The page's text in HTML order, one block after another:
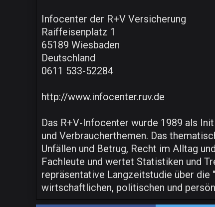
Infocenter der R+V Versicherung
Raiffeisenplatz 1
65189 Wiesbaden
Deutschland
0611 533-52284
http://www.infocenter.ruv.de
Das R+V-Infocenter wurde 1989 als
und Verbraucherthemen. Das
Unfällen und Betrug, Recht im Alltag
Fachleute und wertet Statistiken und
repräsentative Langzeitstudie über
wirtschaftlichen, politischen und